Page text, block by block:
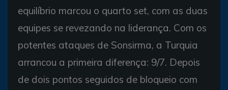
equilíbrio marcou o quarto set, com as duas
equipes se revezando na liderança. Com os
potentes ataques de Sonsirma, a Turquia
arrancou a primeira diferença: 9/7. Depois
de dois pontos seguidos de bloqueio com